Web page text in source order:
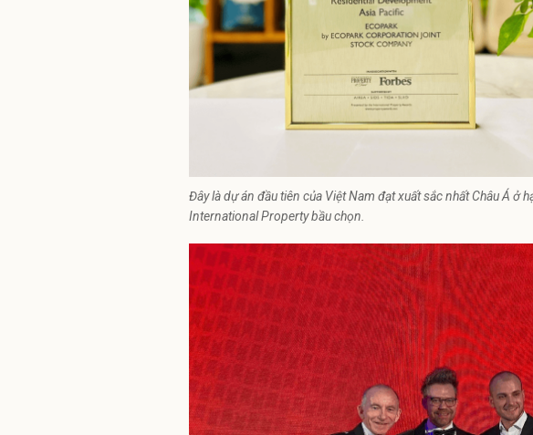
Đây là dự án đầu tiên của Việt Nam đạt xuất sắc nhất Châu Á ở
International Property bầu chọn.